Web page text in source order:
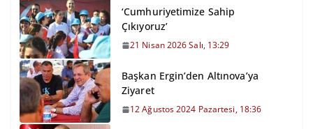
‘Cumhuriyetimize Sahip
Çıkıyoruz’
21 Nisan 2026 Salı, 13:29
Başkan Ergin’den Altınova’ya
Ziyaret
12 Ağustos 2024 Pazartesi, 18:36